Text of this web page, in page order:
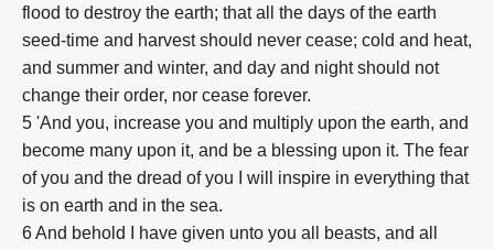
flood to destroy the earth; that all the days of the earth
seed-time and harvest should never cease; cold and heat,
and summer and winter, and day and night should not
change their order, nor cease forever.
5 'And you, increase you and multiply upon the earth, and
become many upon it, and be a blessing upon it. The fear
of you and the dread of you I will inspire in everything that
is on earth and in the sea.
6 And behold I have given unto you all beasts, and all